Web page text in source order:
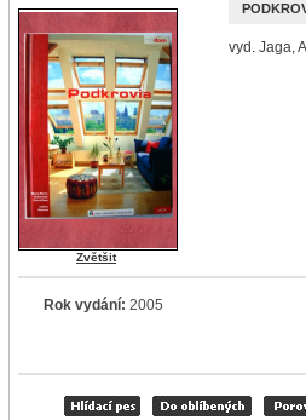
Zvětšit
vyd. Jaga,
Rok vydání: 2005